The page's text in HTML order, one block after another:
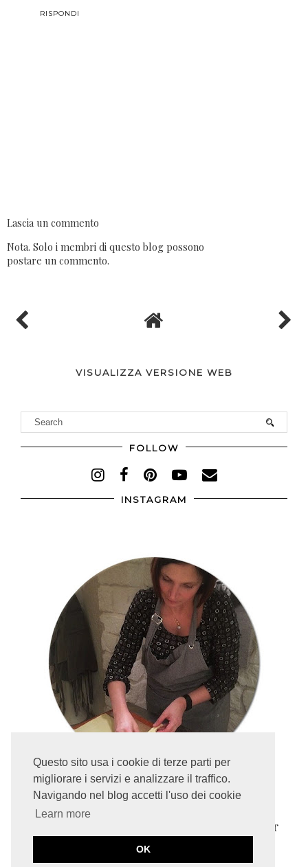
Questo sito usa i cookie di terze parti per
migliorare i servizi e analizzare il traffico.
Navigando nel blog accetti l'uso dei cookie
Learn more
OK
RISPONDI
Lascia un commento
Nota. Solo i membri di questo blog possono
postare un commento.
VISUALIZZA VERSIONE WEB
FOLLOW
INSTAGRAM
Benvenuti nel mio blog!
- FoodBlogger Giramondo per
passione e professione. Amo immensamente
viaggiare e la buona cucina.